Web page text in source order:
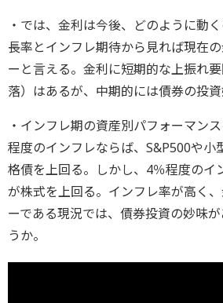
・では、金利は今後、どのように動
長率とインフレ期待から見れば現在
ーと言える。金利に短期的な上振れ
落）はあるが、中期的には債券の投資
・インフレ期の資産別パフォーマン
程度のインフレならば、S&P500や小
格債を上回る。しかし、4％程度のイ
が株式を上回る。インフレ率が高く
ーである現況では、債券投資の妙味
うか。